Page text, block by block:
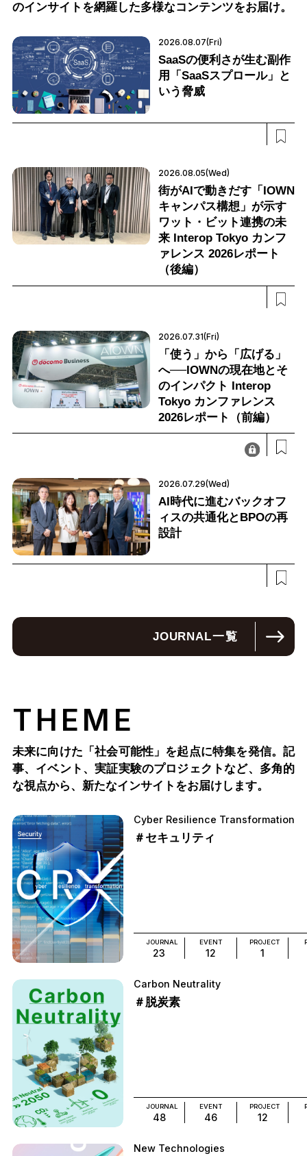
のインサイトを網羅した多様なコンテンツをお届け。
2026.08.07(Fri)
SaaSの便利さが生む副作
用「SaaSスプロール」と
いう脅威
2026.08.05(Wed)
街がAIで動きだす「IOWN
キャンパス構想」が示す
ワット・ビット連携の未
来 Interop Tokyo カンフ
ァレンス 2026レポート
（後編）
2026.07.31(Fri)
「使う」から「広げる」
へ──IOWNの現在地とそ
のインパクト Interop
Tokyo カンファレンス
2026レポート（前編）
2026.07.29(Wed)
AI時代に進むバックオフ
ィスの共通化とBPOの再
設計
JOURNAL一覧
THEME
未来に向けた「社会可能性」を起点に特集を発信。記
事、イベント、実証実験のプロジェクトなど、多角的
な視点から、新たなインサイトをお届けします。
Cyber Resilience Transformation
＃セキュリティ
JOURNAL
23
EVENT
12
PROJECT
1
Carbon Neutrality
＃脱炭素
JOURNAL
48
EVENT
46
PROJECT
12
New Technologies